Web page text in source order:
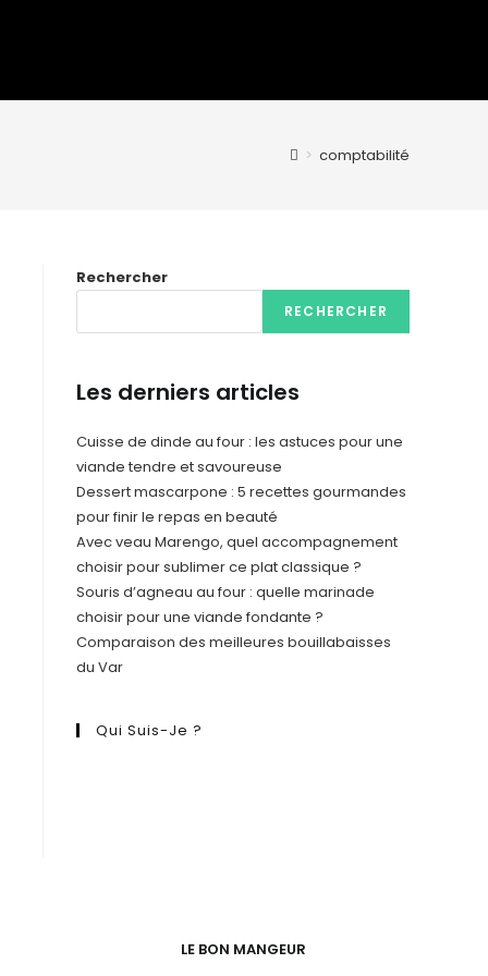
> comptabilité
Rechercher
RECHERCHER
Les derniers articles
Cuisse de dinde au four : les astuces pour une
viande tendre et savoureuse
Dessert mascarpone : 5 recettes gourmandes
pour finir le repas en beauté
Avec veau Marengo, quel accompagnement
choisir pour sublimer ce plat classique ?
Souris d’agneau au four : quelle marinade
choisir pour une viande fondante ?
Comparaison des meilleures bouillabaisses
du Var
Qui Suis-Je ?
LE BON MANGEUR